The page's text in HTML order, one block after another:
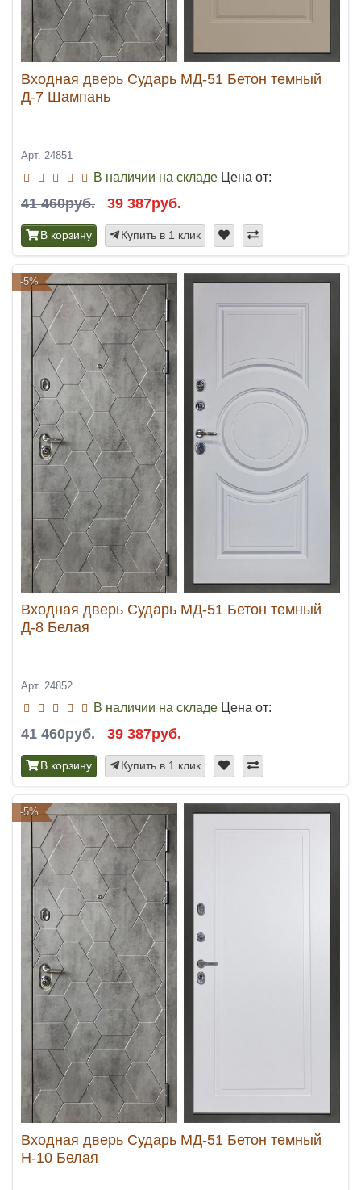
Входная дверь Сударь МД-51 Бетон темный
Д-7 Шампань
Арт. 24851
В наличии на складе Цена от:
41 460руб. 39 387руб.
В корзину Купить в 1 клик
-5%
Входная дверь Сударь МД-51 Бетон темный
Д-8 Белая
Арт. 24852
В наличии на складе Цена от:
41 460руб. 39 387руб.
В корзину Купить в 1 клик
-5%
Входная дверь Сударь МД-51 Бетон темный
Н-10 Белая